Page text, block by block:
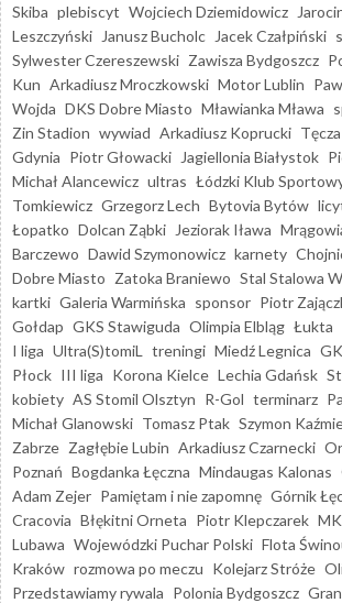
Skiba plebiscyt Wojciech Dziemidowicz
Leszczyński
Janusz Bucholc Jacek Czałpiński
Sylwester Czereszewski Zawisza Bydgoszcz
Kun Arkadiusz Mroczkowski Motor Lublin
Wojda DKS Dobre Miasto Mławianka Mława
Zin Stadion wywiad Arkadiusz Koprucki
Gdynia Piotr Głowacki Jagiellonia Białystok
Michał Alancewicz ultras Łódzki Klub
Tomkiewicz Grzegorz Lech Bytovia Bytów
Łopatko Dolcan Ząbki Jeziorak Iława
Barczewo Dawid Szymonowicz karnety
Dobre Miasto Zatoka Braniewo Stal Stalowa
kartki Galeria Warmińska sponsor Piotr
Gołdap GKS Stawiguda Olimpia Elbląg Łukta
I liga Ultra(S)tomiL treningi Miedź Legnica
Płock III liga Korona Kielce Lechia Gdańsk
kobiety AS Stomil Olsztyn R-Gol terminarz
Michał Glanowski Tomasz Ptak Szymon
Zabrze Zagłębie Lubin Arkadiusz Czarnecki
Poznań Bogdanka Łęczna Mindaugas Kalonas
Adam Zejer Pamiętam i nie zapomnę Górnik
Cracovia Błękitni Orneta Piotr Klepczarek
Lubawa Wojewódzki Puchar Polski Flota
Kraków rozmowa po meczu Kolejarz Stróże
Przedstawiamy rywala Polonia Bydgoszcz